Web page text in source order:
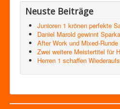
Neuste Beiträge
Junioren 1 krönen perfekte
Daniel Marold gewinnt
After Work und Mixed-
Zwei weitere Meistertitel für
Herren 1 schaffen